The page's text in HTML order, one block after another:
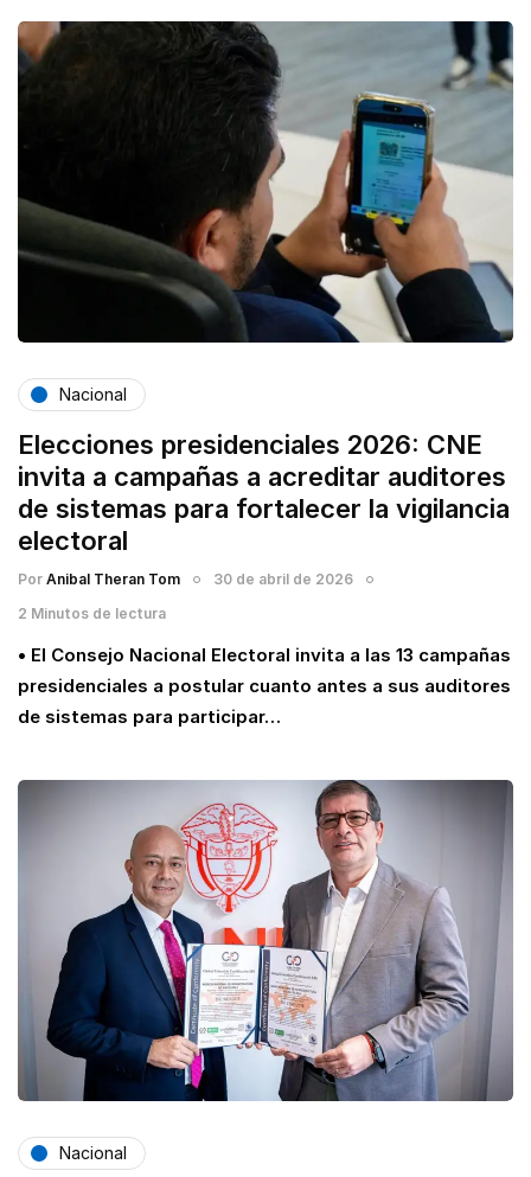
Nacional
Elecciones presidenciales 2026: CNE
invita a campañas a acreditar auditores
de sistemas para fortalecer la vigilancia
electoral
Por Anibal Theran Tom
30 de abril de 2026
2 Minutos de lectura
• El Consejo Nacional Electoral invita a las 13 campañas
presidenciales a postular cuanto antes a sus auditores
de sistemas para participar…
Nacional